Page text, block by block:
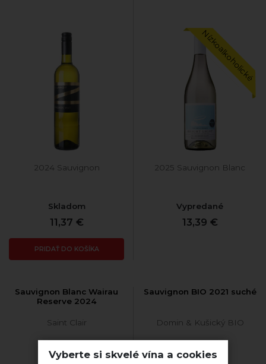
2024 Sauvignon
Skladom
11,37 €
PRIDAŤ DO KOŠÍKA
Nízkoalkoholické
2025 Sauvignon Blanc
Vypredané
13,39 €
Sauvignon Blanc Wairau
Reserve 2024
Saint Clair
Sauvignon BIO 2021 suché
Domin & Kušický BIO
Vyberte si skvelé vína a cookies